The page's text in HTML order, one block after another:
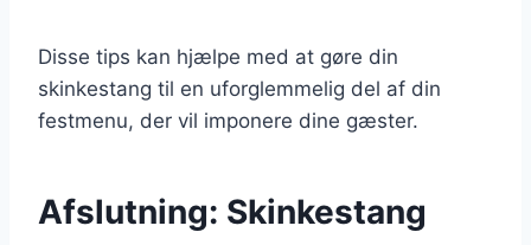
Disse tips kan hjælpe med at gøre din
skinkestang til en uforglemmelig del af din
festmenu, der vil imponere dine gæster.
Afslutning: Skinkestang